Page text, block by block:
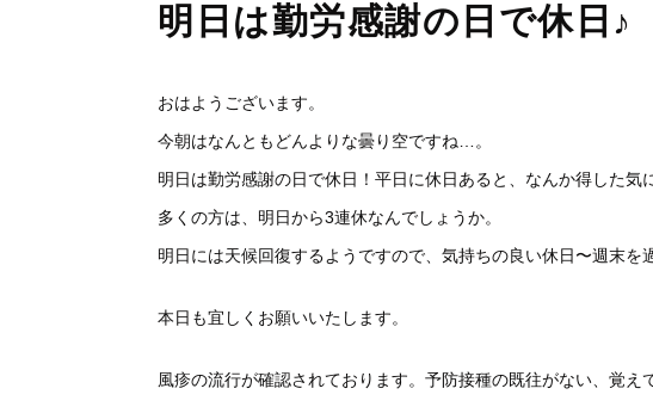
明日は勤労感謝の日で休日♪
おはようございます。
今朝はなんともどんよりな曇り空ですね…。
明日は勤労感謝の日で休日！平日に休日あると、なんか得した気
多くの方は、明日から3連休なんでしょうか。
明日には天候回復するようですので、気持ちの良い休日〜週末を
本日も宜しくお願いいたします。
風疹の流行が確認されております。予防接種の既往がない、覚